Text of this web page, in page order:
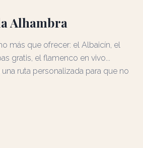
Alhambra
más que ofrecer: el Albaicín, el
gratis, el flamenco en vivo...
ruta personalizada para que no